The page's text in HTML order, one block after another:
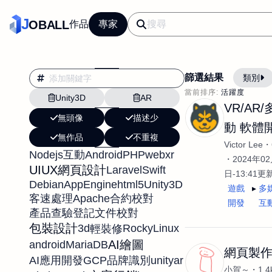
JOBALL作品 專家
Unity3D AR
無頭像
描述少
無作品
不重複
Nodejs互動AndroidPHPwebxr
UIUX網頁設計Laravel Swift
DebianAppEnginehtml5Unity3D
客速處理Apache合約校對
產品查驗登記文件校對
包裝設計3d輕裝修RockyLinux
androidMariaDBAI繪圖
AI應用開發GCP品牌識別 unityar
篩選結果 類別
當前排序: 活躍度
翻譯
影片剪輯
平面
設計插畫
網站設計與架設
文案撰寫翻譯虛擬
DM傳單海報平面設
VR/AR/
動 軟體
Victor Lee
2024年
日-13:41更
遊戲
開發
多
互
網頁製作
小賀～